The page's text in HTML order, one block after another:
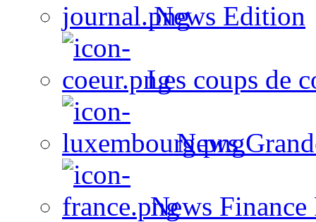
News Edition
Les coups de
News
News Finance